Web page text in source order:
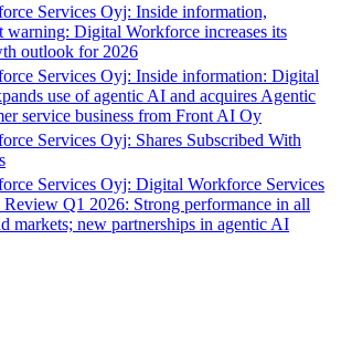
Services Oyj: Inside information,
warning: Digital Workforce increases its
outlook for 2026
Services Oyj: Inside information: Digital
use of agentic AI and acquires Agentic
service business from Front AI Oy
Services Oyj: Shares Subscribed With
Services Oyj: Digital Workforce Services
Review Q1 2026: Strong performance in all
markets; new partnerships in agentic AI